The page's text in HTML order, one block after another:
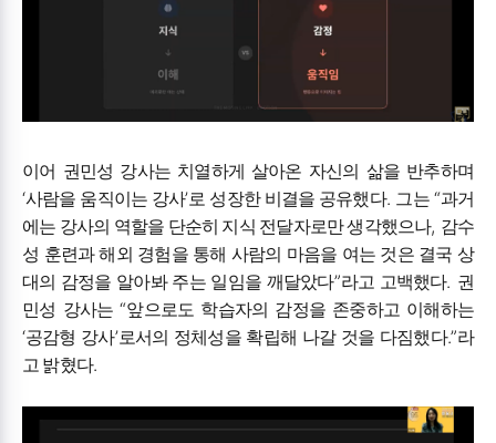
이어 권민성 강사는 치열하게 살아온 자신의 삶을 반추하며
‘사람을 움직이는 강사’로 성장한 비결을 공유했다. 그는 “과거
에는 강사의 역할을 단순히 지식 전달자로만 생각했으나, 감수
성 훈련과 해외 경험을 통해 사람의 마음을 여는 것은 결국 상
대의 감정을 알아봐 주는 일임을 깨달았다”라고 고백했다. 권
민성 강사는“앞으로도 학습자의 감정을 존중하고 이해하는
‘공감형 강사’로서의 정체성을 확립해 나갈 것을 다짐했다.”라
고 밝혔다.